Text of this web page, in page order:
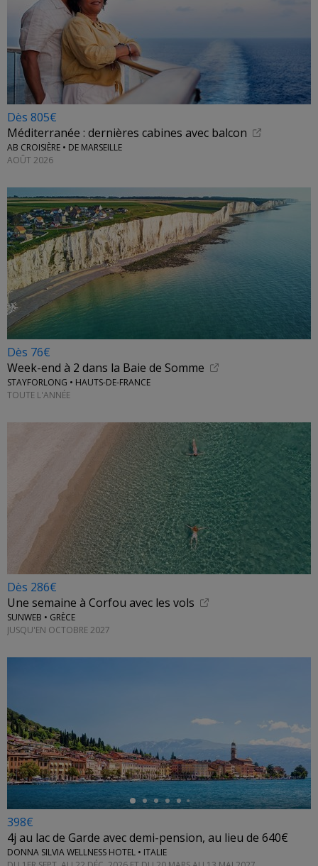
Dès 805€
Méditerranée : dernières cabines avec balcon
AB CROISIÈRE • DE MARSEILLE
AOÛT 2026
Dès 76€
Week-end à 2 dans la Baie de Somme
STAYFORLONG • HAUTS-DE-FRANCE
TOUTE L'ANNÉE
Dès 286€
Une semaine à Corfou avec les vols
SUNWEB • GRÈCE
JUSQU'EN OCTOBRE 2027
←
398€
4j au lac de Garde avec demi-pension, au lieu de 640€
DONNA SILVIA WELLNESS HOTEL • ITALIE